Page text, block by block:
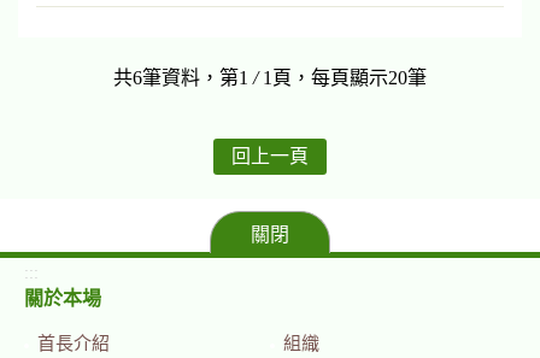
共6筆資料，第1 /1頁，每頁顯示20筆
回上一頁
關閉
:::
關於本場
首長介紹
組織